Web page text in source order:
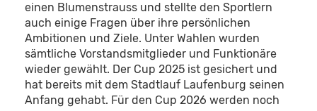
einen Blumenstrauss und stellte den Sportlern
auch einige Fragen über ihre persönlichen
Ambitionen und Ziele. Unter Wahlen wurden
sämtliche Vorstandsmitglieder und Funktionäre
wieder gewählt. Der Cup 2025 ist gesichert und
hat bereits mit dem Stadtlauf Laufenburg seinen
Anfang gehabt. Für den Cup 2026 werden noch